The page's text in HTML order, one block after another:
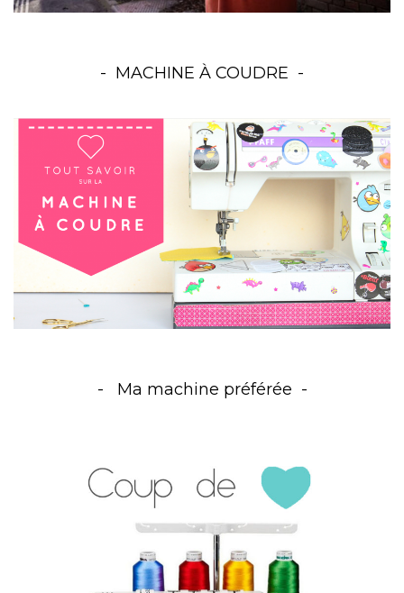
MACHINE À COUDRE
Ma machine préférée